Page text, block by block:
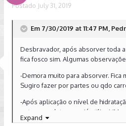
Postado July 31, 2019
Em 7/30/2019 at 11:47 PM,
Desbravador, após absorver toda
fica fosco sim. Algumas
-Demora muito para absorver. Fica
Sugiro fazer por partes ou qdo
-Após aplicação o nível de
outros produtos que já utilizei
genéricos). Bem mais intenso.
Expand